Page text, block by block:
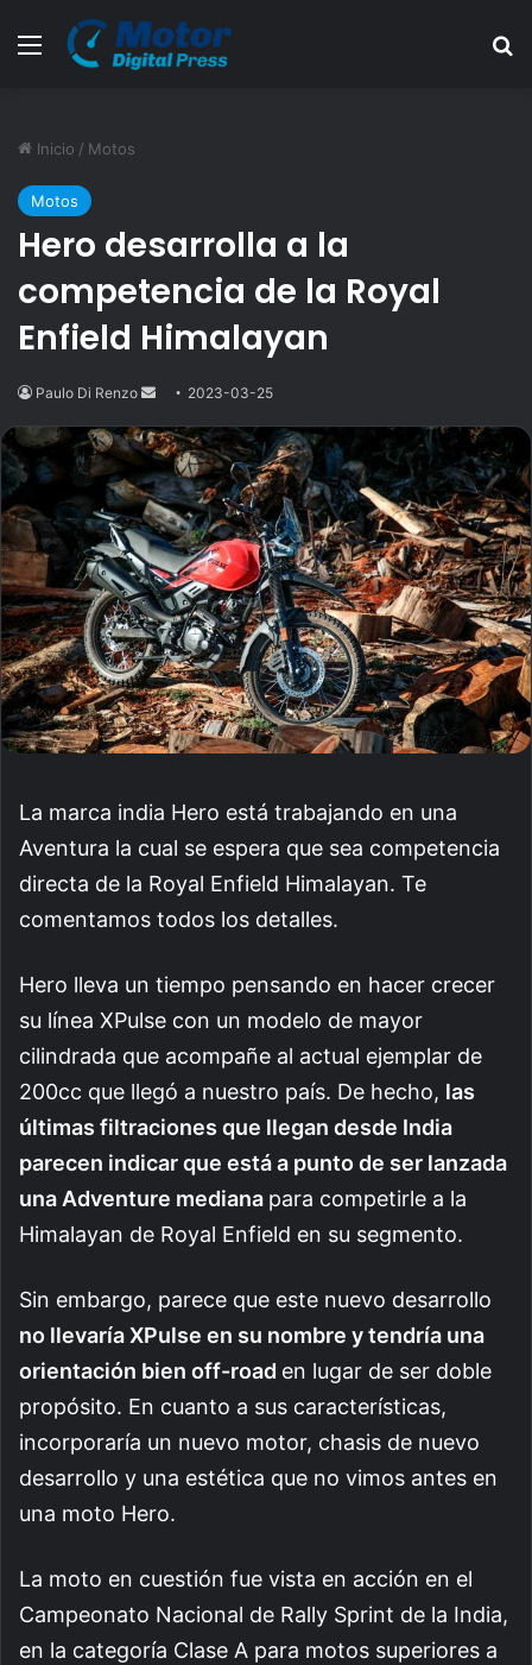
Menú
Inicio / Motos
Motos
Hero desarrolla a la
competencia de la Royal
Enfield Himalayan
Paulo Di Renzo
Send
email
2023-03-25
La marca india Hero está trabajando en una
Aventura la cual se espera que sea competencia
directa de la Royal Enfield Himalayan. Te
comentamos todos los detalles.
Hero lleva un tiempo pensando en hacer crecer
su línea XPulse con un modelo de mayor
cilindrada que acompañe al actual ejemplar de
200cc que llegó a nuestro país. De hecho, las
últimas filtraciones que llegan desde India
parecen indicar que está a punto de ser lanzada
una Adventure mediana para competirle a la
Himalayan de Royal Enfield en su segmento.
Sin embargo, parece que este nuevo desarrollo
no llevaría XPulse en su nombre y tendría una
orientación bien off-road en lugar de ser doble
propósito. En cuanto a sus características,
incorporaría un nuevo motor, chasis de nuevo
desarrollo y una estética que no vimos antes en
una moto Hero.
La moto en cuestión fue vista en acción en el
Campeonato Nacional de Rally Sprint de la India,
en la categoría Clase A para motos superiores a